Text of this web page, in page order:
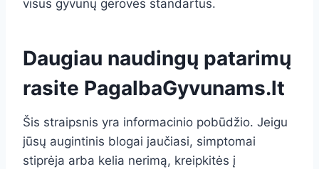
visus gyvūnų gerovės standartus.
Daugiau naudingų patarimų
rasite PagalbaGyvunams.lt
Šis straipsnis yra informacinio pobūdžio. Jeigu
jūsų augintinis blogai jaučiasi, simptomai
stiprėja arba kelia nerimą, kreipkitės į